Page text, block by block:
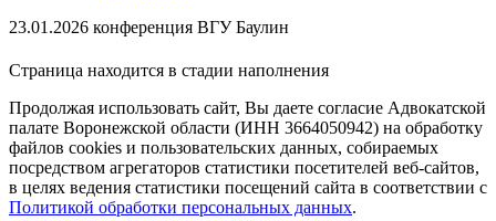
23.01.2026 конференция ВГУ Баулин
Страница находится в стадии наполнения
Продолжая использовать сайт, Вы даете согласие Адвокатской
палате Воронежской области (ИНН 3664050942) на обработку
файлов cookies и пользовательских данных, собираемых
посредством агрегаторов статистики посетителей веб-сайтов,
в целях ведения статистики посещений сайта в соответствии с
Политикой обработки персональных данных.